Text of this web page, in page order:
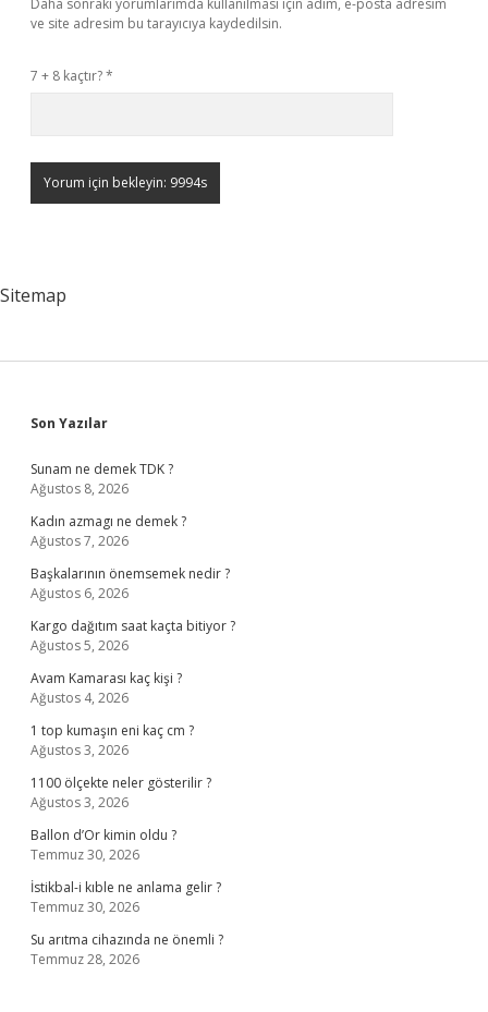
Daha sonraki yorumlarımda kullanılması için adım, e-posta adresim
ve site adresim bu tarayıcıya kaydedilsin.
7 + 8 kaçtır?*
Sitemap
Sidebar
Son Yazılar
Sunam ne demek TDK ?
Ağustos 8, 2026
Kadın azmagı ne demek ?
Ağustos 7, 2026
Başkalarının önemsemek nedir ?
Ağustos 6, 2026
Kargo dağıtım saat kaçta bitiyor ?
Ağustos 5, 2026
Avam Kamarası kaç kişi ?
Ağustos 4, 2026
1 top kumaşın eni kaç cm ?
Ağustos 3, 2026
1100 ölçekte neler gösterilir ?
Ağustos 3, 2026
Ballon d’Or kimin oldu ?
Temmuz 30, 2026
İstikbal-i kıble ne anlama gelir ?
Temmuz 30, 2026
Su arıtma cihazında ne önemli ?
Temmuz 28, 2026